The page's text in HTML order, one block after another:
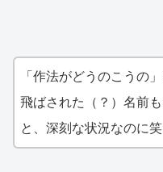
「作法がどうのこうの
飛ばされた（？）名前
と、深刻な状況なのに